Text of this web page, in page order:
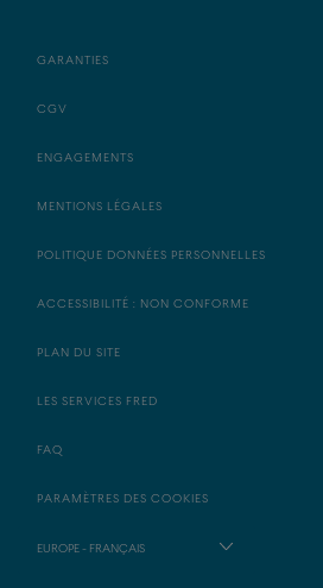
GARANTIES
CGV
ENGAGEMENTS
MENTIONS LÉGALES
POLITIQUE DONNÉES PERSONNELLES
ACCESSIBILITÉ : NON CONFORME
PLAN DU SITE
LES SERVICES FRED
FAQ
PARAMÈTRES DES COOKIES
EUROPE - FRANÇAIS